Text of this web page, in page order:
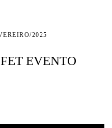
2025
EVENTO